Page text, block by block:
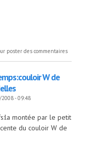
Trip 2008
poster des commentaires
W de
- 09:48
montée par le petit
du couloir W de